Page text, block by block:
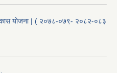
योजना | ( २०७८-०७९- २०८२-०८३